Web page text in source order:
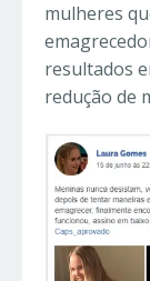
mulheres
resultados
redução de